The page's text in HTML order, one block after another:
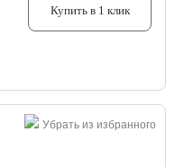
Купить в 1 клик
Убрать из избранного